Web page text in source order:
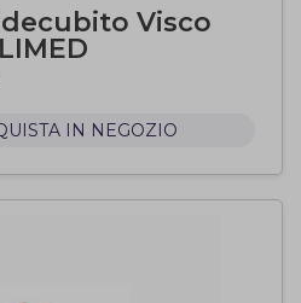
Visco
IN NEGOZIO